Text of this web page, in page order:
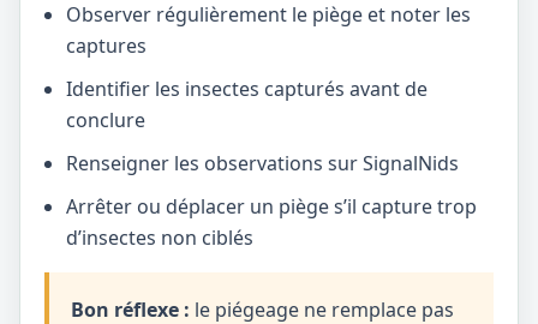
Observer régulièrement le piège et noter les
captures
Identifier les insectes capturés avant de
conclure
Renseigner les observations sur SignalNids
Arrêter ou déplacer un piège s’il capture trop
d’insectes non ciblés
Bon réflexe : le piégeage ne remplace pas